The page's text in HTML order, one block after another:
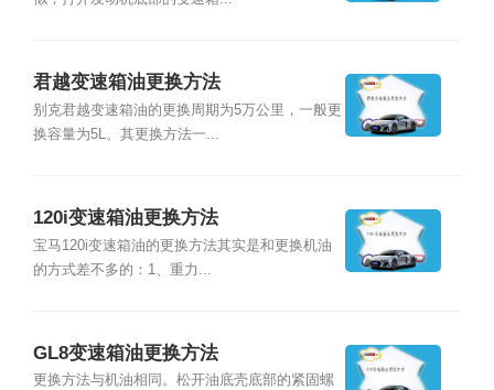
君越变速箱油更换方法
别克君越变速箱油的更换周期为5万公里，一般更
换容量为5L。其更换方法一...
120i变速箱油更换方法
宝马120i变速箱油的更换方法其实是和更换机油
的方式差不多的：1、重力...
GL8变速箱油更换方法
更换方法与机油相同。松开油底壳底部的紧固螺